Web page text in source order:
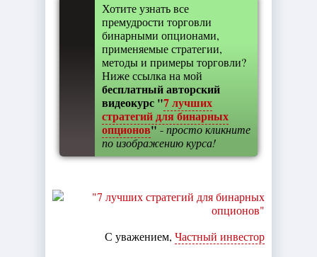
Хотите узнать все
премудрости торговли
бинарными опционами,
применяемые стратегии,
методы и примеры торговли?
Ниже ссылка на мой
бесплатный авторский
видеокурс "7 лучших
стратегий для бинарных
опционов"-просто кликните
по изображению курса!
С уважением, Частный инвестор